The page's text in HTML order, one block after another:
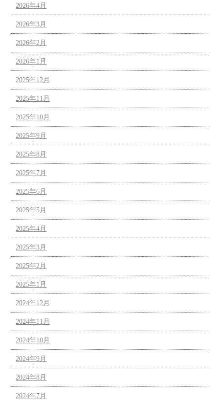
2026年4月
2026年3月
2026年2月
2026年1月
2025年12月
2025年11月
2025年10月
2025年9月
2025年8月
2025年7月
2025年6月
2025年5月
2025年4月
2025年3月
2025年2月
2025年1月
2024年12月
2024年11月
2024年10月
2024年9月
2024年8月
2024年7月